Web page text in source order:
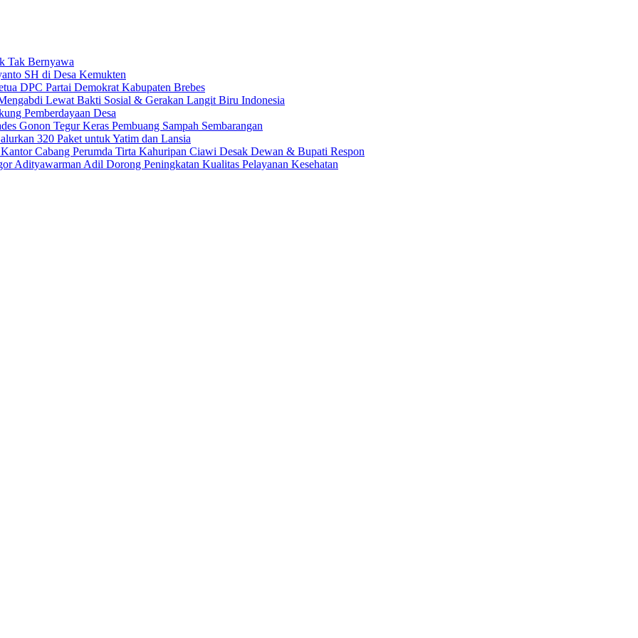
Tak Bernyawa
SH di Desa Kemukten
DPC Partai Demokrat Kabupaten Brebes
Lewat Bakti Sosial & Gerakan Langit Biru Indonesia
Pemberdayaan Desa
Gonon Tegur Keras Pembuang Sampah Sembarangan
320 Paket untuk Yatim dan Lansia
Cabang Perumda Tirta Kahuripan Ciawi Desak Dewan & Bupati Respon
Adil Dorong Peningkatan Kualitas Pelayanan Kesehatan